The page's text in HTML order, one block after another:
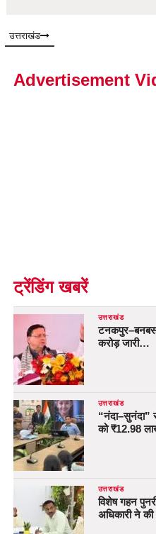
उत्तराखंड
Advertisement
ट्रेंडिंग खबरें
उत्तराखंड
टनकपुर–बनबसा
करोड़ जारी…
उत्तराखंड
“नंदा–सुनंदा”
को ₹12.98
उत्तराखंड
विशेष गहन
अधिकारी ने